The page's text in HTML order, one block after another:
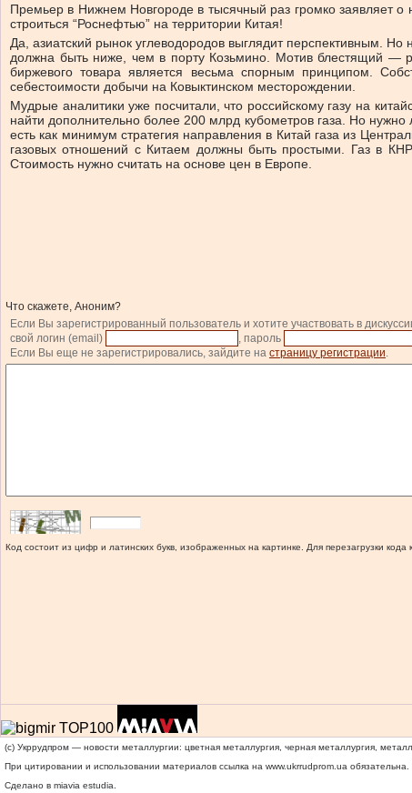
Премьер в Нижнем Новгороде в тысячный раз громко заявляет о
строиться “Роснефтью” на территории Китая!
Да, азиатский рынок углеводородов выглядит перспективным.
должна быть ниже, чем в порту Козьмино. Мотив блестящий —
биржевого товара является весьма спорным принципом.
себестоимости добычи на Ковыктинском месторождении.
Мудрые аналитики уже посчитали, что российскому газу на
найти дополнительно более 200 млрд кубометров газа. Но
есть как минимум стратегия направления в Китай газа из
газовых отношений с Китаем должны быть простыми. Газ в
Стоимость нужно считать на основе цен в Европе.
Что скажете, Аноним?
Если Вы зарегистрированный пользователь и хотите участвовать в
свой логин (email)
, пароль
Если Вы еще не зарегистрировались, зайдите на страницу регистрации.
Код состоит из цифр и латинских букв, изображенных на картинке. Для перезагрузки кода
(c) Укррудпром — новости металлургии: цветная металлургия, черная металлургия,
При цитировании и использовании материалов ссылка на www.ukrrudprom.ua
Сделано в miavia estudia.